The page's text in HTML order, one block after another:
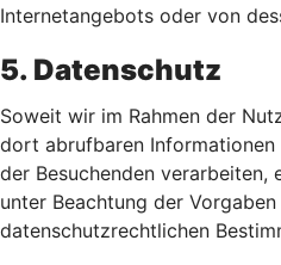
Internetangebots oder von
5. Datenschutz
Soweit wir im Rahmen der
dort abrufbaren
der Besuchenden
unter Beachtung der
datenschutzrechtlichen